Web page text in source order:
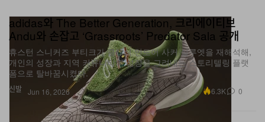
신발
adidas와 The Better Generation, 크리에이티브
Andu와 손잡고 ‘Grassroots’ Predator Sala 공개
휴스턴 스니커즈 부티크가 클래식 인도어 사커 실루엣을 재해석해,
개인의 성장과 지역 커뮤니티의 성장을 그려내는 스토리텔링 플랫
폼으로 탈바꿈시켰다.
Jun 16, 2026 6.3K 0